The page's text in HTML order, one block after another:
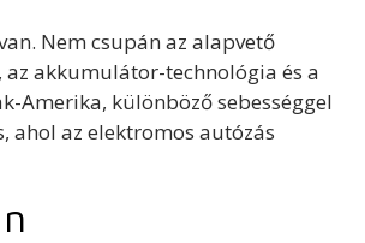
Nem csupán az alapvető
akkumulátor-technológia és a
Amerika, különböző sebességgel
ahol az elektromos autózás